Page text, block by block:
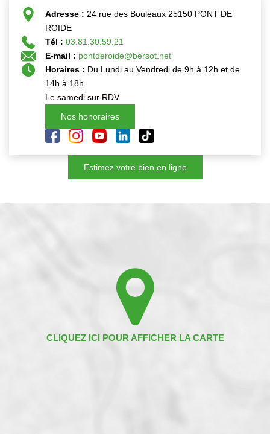
CONTACT
EXTRANET CLIENTS
Adresse : 24 rue des Bouleaux 25150 PONT DE
ROIDE
Tél : 03.81.30.59.21
E-mail : pontderoide@bersot.net
Horaires : Du Lundi au Vendredi de 9h à 12h et de
14h à 18h
Le samedi sur RDV
Nos honoraires
Estimez votre bien en ligne